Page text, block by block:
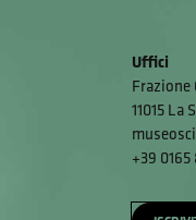
Uffici
Frazione
11015 La
+39